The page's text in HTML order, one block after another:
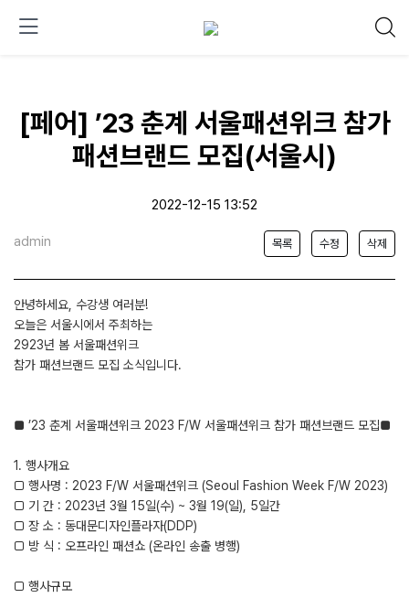
[페어] ’23 춘계 서울패션위크 참가
패션브랜드 모집(서울시)
2022-12-15 13:52
admin 목록 수정 삭제
안녕하세요, 수강생 여러분!
오늘은 서울시에서 주최하는
2923년 봄 서울패션위크
참가 패션브랜드 모집 소식입니다.
■ ’23 춘계 서울패션위크 2023 F/W 서울패션위크 참가 패션브랜드 모집■
1. 행사개요
□ 행사명 : 2023 F/W 서울패션위크 (Seoul Fashion Week F/W 2023)
□ 기 간 : 2023년 3월 15일(수) ~ 3월 19(일), 5일간
□ 장 소 : 동대문디자인플라자(DDP)
□ 방 식 : 오프라인 패션쇼 (온라인 송출 병행)
□ 행사규모